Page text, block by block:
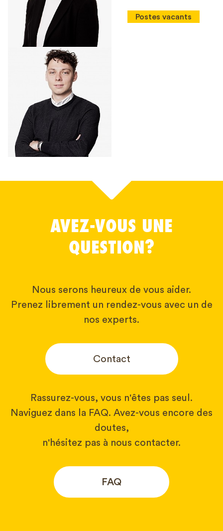
Postes vacants
AVEZ-VOUS UNE
QUESTION?
Nous serons heureux de vous aider.
Prenez librement un rendez-vous avec un de
nos experts.
Contact
Rassurez-vous, vous n'êtes pas seul.
Naviguez dans la FAQ. Avez-vous encore des
doutes,
n'hésitez pas à nous contacter.
FAQ